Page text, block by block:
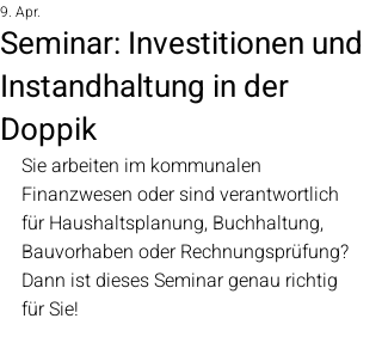
Seminar: Investitionen und
Instandhaltung in der
Doppik
9. Apr.
Sie arbeiten im kommunalen
Finanzwesen oder sind verantwortlich
für Haushaltsplanung, Buchhaltung,
Bauvorhaben oder Rechnungsprüfung?
Dann ist dieses Seminar genau richtig
für Sie!